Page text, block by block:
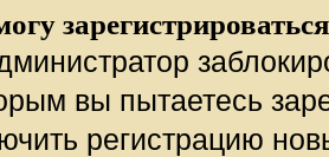
вы пытаетесь
регистрацию